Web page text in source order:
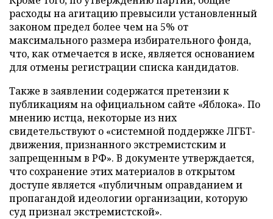
расходы на агитацию превысили установленный
законом предел более чем на 5% от
максимального размера избирательного фонда,
что, как отмечается в иске, является основанием
для отмены регистрации списка кандидатов.
Также в заявлении содержатся претензии к
публикациям на официальном сайте «Яблока». По
мнению истца, некоторые из них
свидетельствуют о «системной поддержке ЛГБТ-
движения, признанного экстремистским и
запрещенным в РФ». В документе утверждается,
что сохранение этих материалов в открытом
доступе является «публичным оправданием и
пропагандой идеологии организации, которую
суд признал экстремистской».